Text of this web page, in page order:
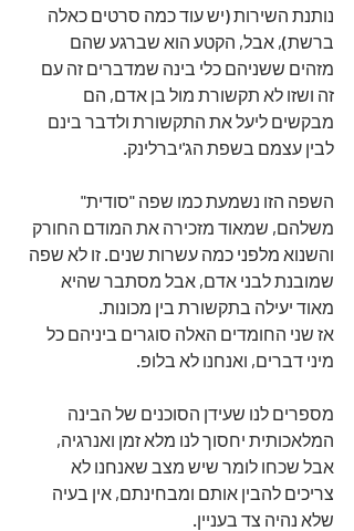
נותנת השירות (יש עוד כמה סרטים כאלה
ברשת), אבל, הקטע הוא שברגע שהם
מזהים ששניהם כלי בינה שמדברים זה עם
זה ושזו לא תקשורת מול בן אדם, הם
מבקשים ליעל את התקשורת ולדבר בינם
לבין עצמם בשפת הג'יברלינק.
השפה הזו נשמעת כמו שפה "סודית"
משלהם, שמאוד מזכירה את המודם החורק
והשנוא מלפני כמה עשרות שנים. זו לא שפה
שמובנת לבני אדם, אבל מסתבר שהיא
מאוד יעילה בתקשורת בין מכונות.
אז שני החומדים האלה סוגרים ביניהם כל
מיני דברים, ואנחנו לא בלופ.
מספרים לנו שעידן הסוכנים של הבינה
המלאכותית יחסוך לנו מלא זמן ואנרגיה,
אבל שכחו לומר שיש מצב שאנחנו לא
צריכים להבין אותם ומבחינתם, אין בעיה
שלא נהיה צד בעניין.